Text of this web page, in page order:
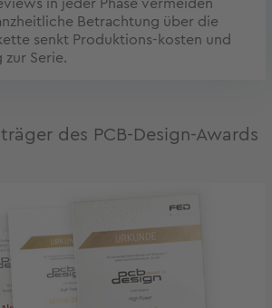
in jeder Phase vermeiden
Betrachtung über die
senkt Produktions-kosten und
zur Serie.
des PCB-Design-Awards